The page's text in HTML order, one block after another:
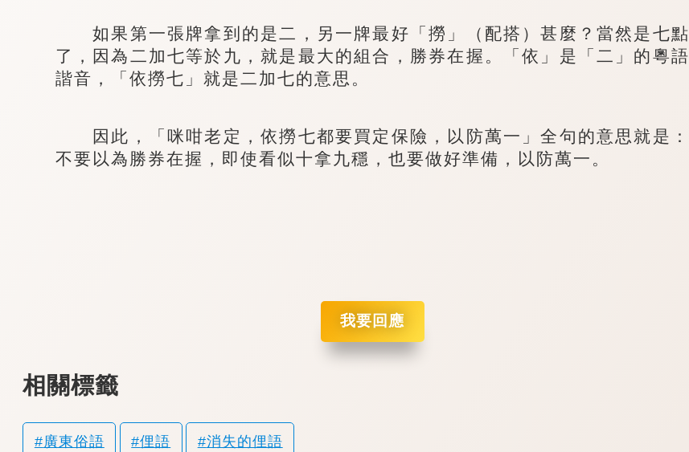
如果第一張牌拿到的是二，另一牌最好「撈」（配搭）甚麼？當然是七點
了，因為二加七等於九，就是最大的組合，勝券在握。「依」是「二」的粵語
諧音，「依撈七」就是二加七的意思。
因此，「咪咁老定，依撈七都要買定保險，以防萬一」全句的意思就是：
不要以為勝券在握，即使看似十拿九穩，也要做好準備，以防萬一。
我要回應
相關標籤
廣東俗語 俚語 消失的俚語